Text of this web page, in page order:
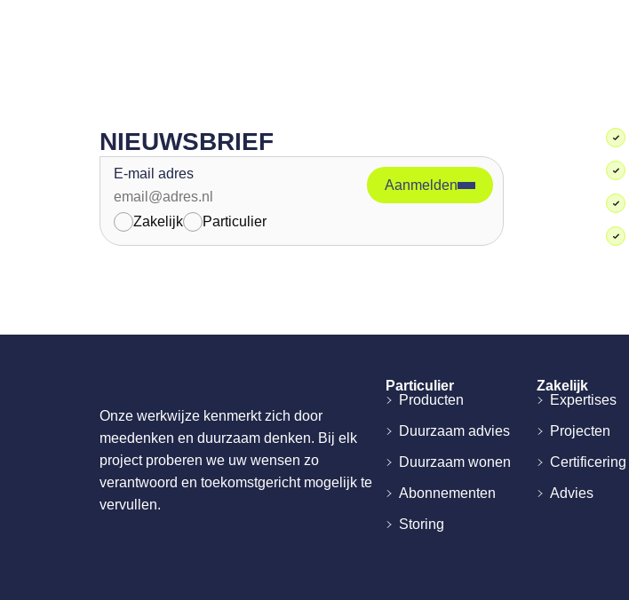
NIEUWSBRIEF
E-mail adres
Zakelijk Particulier
Aanmelden
Onze werkwijze kenmerkt zich door
meedenken en duurzaam denken. Bij elk
project proberen we uw wensen zo
verantwoord en toekomstgericht mogelijk te
vervullen.
Particulier
Producten
Duurzaam advies
Duurzaam wonen
Abonnementen
Storing
Zakelijk
Expertises
Projecten
Certificering
Advies